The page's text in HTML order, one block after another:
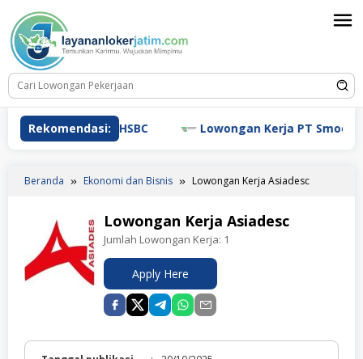
konten
Rekomendasi:
Kerja HSBC Lowongan Kerja PT Smoore
Beranda Ekonomi dan Bisnis Lowongan Kerja Asiadesc
Lowongan Kerja Asiadesc
Jumlah Lowongan Kerja: 1
Apply Here